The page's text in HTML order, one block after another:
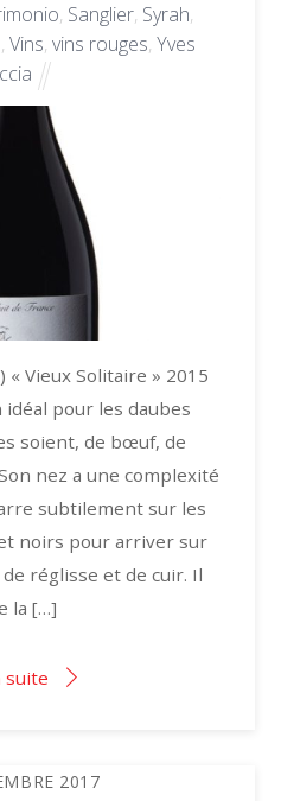
, Sanglier, Syrah,
, Vins, vins rouges, Yves
« Vieux Solitaire » 2015
pour les daubes
soient, de bœuf, de
nez a une complexité
subtilement sur les
noirs pour arriver sur
réglisse et de cuir. Il
la […]
suite
2017